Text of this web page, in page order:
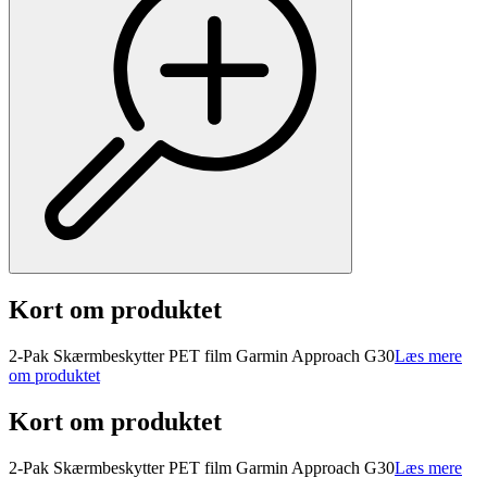
Kort om produktet
2-Pak Skærmbeskytter PET film Garmin Approach G30Læs mere
om produktet
Kort om produktet
2-Pak Skærmbeskytter PET film Garmin Approach G30Læs mere